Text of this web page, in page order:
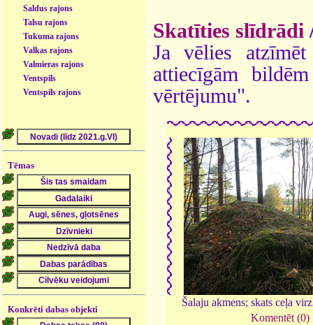
Saldus rajons
Talsu rajons
Tukuma rajons
Valkas rajons
Valmieras rajons
Ventspils
Ventspils rajons
Tēmas
Konkrēti dabas objekti
Skatīties slīdrādi
Ja vēlies
attiecīgām
vērtējumu".
Šalaju akmens; skats ceļa
Komentēt (0)